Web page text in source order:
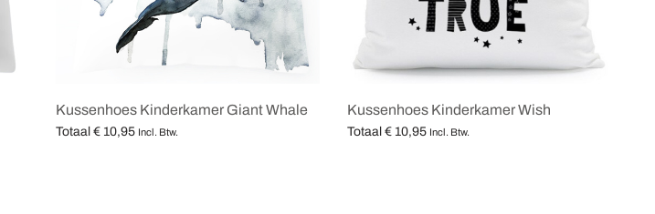
Kussenhoes Kinderkamer Giant Whale
Totaal € 10,95 Incl. Btw.
Kussenhoes Kinderkamer Wish
Totaal € 10,95 Incl. Btw.